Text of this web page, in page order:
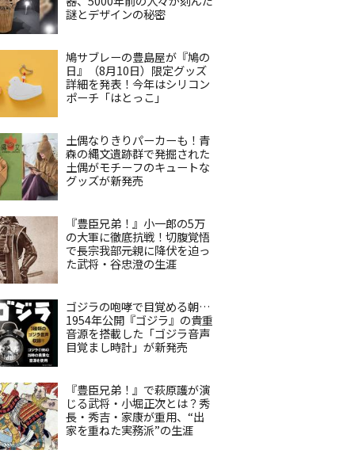
謎とデザインの秘密
鳩サブレーの豊島屋が『鳩の
日』（8月10日）限定グッズ
詳細を発表！今年はシリコン
ポーチ「はとっこ」
土偶なりきりパーカーも！青
森の縄文遺跡群で発掘された
土偶がモチーフのキュートな
グッズが新発売
『豊臣兄弟！』小一郎の5万
の大軍に徹底抗戦！切腹覚悟
で長宗我部元親に降伏を迫っ
た武将・谷忠澄の生涯
ゴジラの咆哮で目覚める朝…
1954年公開『ゴジラ』の貴重
音源を搭載した「ゴジラ音声
目覚まし時計」が新発売
『豊臣兄弟！』で萩原護が演
じる武将・小堀正次とは？秀
長・秀吉・家康が重用、“出
家を重ねた実務派”の生涯